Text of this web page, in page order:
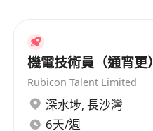
機電技術員（通宵更）
Rubicon Talent Limited
深水埗, 長沙灣
6天/週